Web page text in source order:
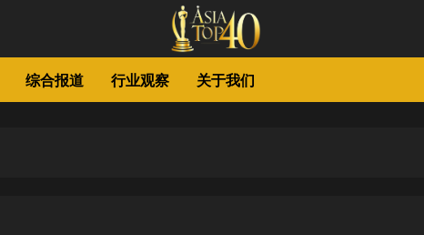
综合报道 行业观察 关于我们